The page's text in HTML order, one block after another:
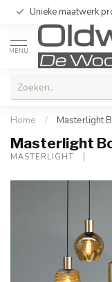
Bij u in de
MENU
Home / Masterlight
Masterlight
MASTERLIGHT